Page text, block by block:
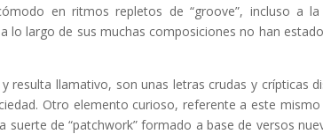
en ritmos repletos de “groove”, incluso a
lo largo de sus muchas composiciones no han
llamativo, son unas letras crudas y crípticas
Otro elemento curioso, referente a este
suerte de “patchwork” formado a base de versos